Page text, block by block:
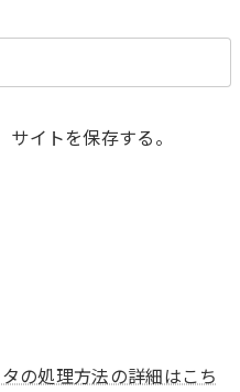
イトを保存する。
の処理方法の詳細はこち